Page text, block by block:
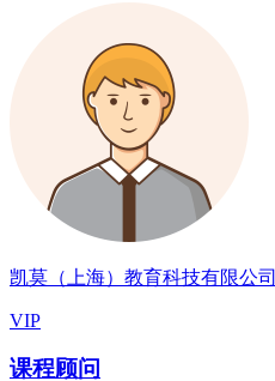
凯莫（上海）教育科技有限公司
VIP
课程顾问